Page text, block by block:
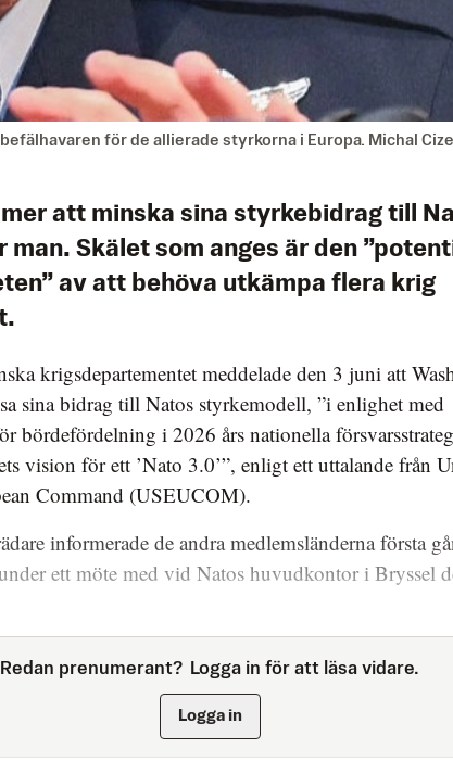
för de allierade styrkorna i Europa. Michal
att minska sina styrkebidrag till
man. Skälet som anges är den
av att behöva utkämpa flera krig
krigsdepartementet meddelade den 3 juni att
sina bidrag till Natos styrkemodell, ”i enlighet med
bördefördelning i 2026 års nationella
vision för ett ’Nato 3.0’”, enligt ett uttalande från
Command (USEUCOM).
informerade de andra medlemsländerna första
ett möte med vid Natos huvudkontor i Bryssel
Redan prenumerant? Logga in för att läsa vidare.
Logga in